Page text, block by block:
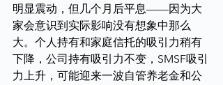
明显震动，但几个月后平息——因为大
家会意识到实际影响没有想象中那么
大。个人持有和家庭信托的吸引力稍有
下降，公司持有吸引力不变，SMSF吸引
力上升，可能迎来一波自管养老金和公